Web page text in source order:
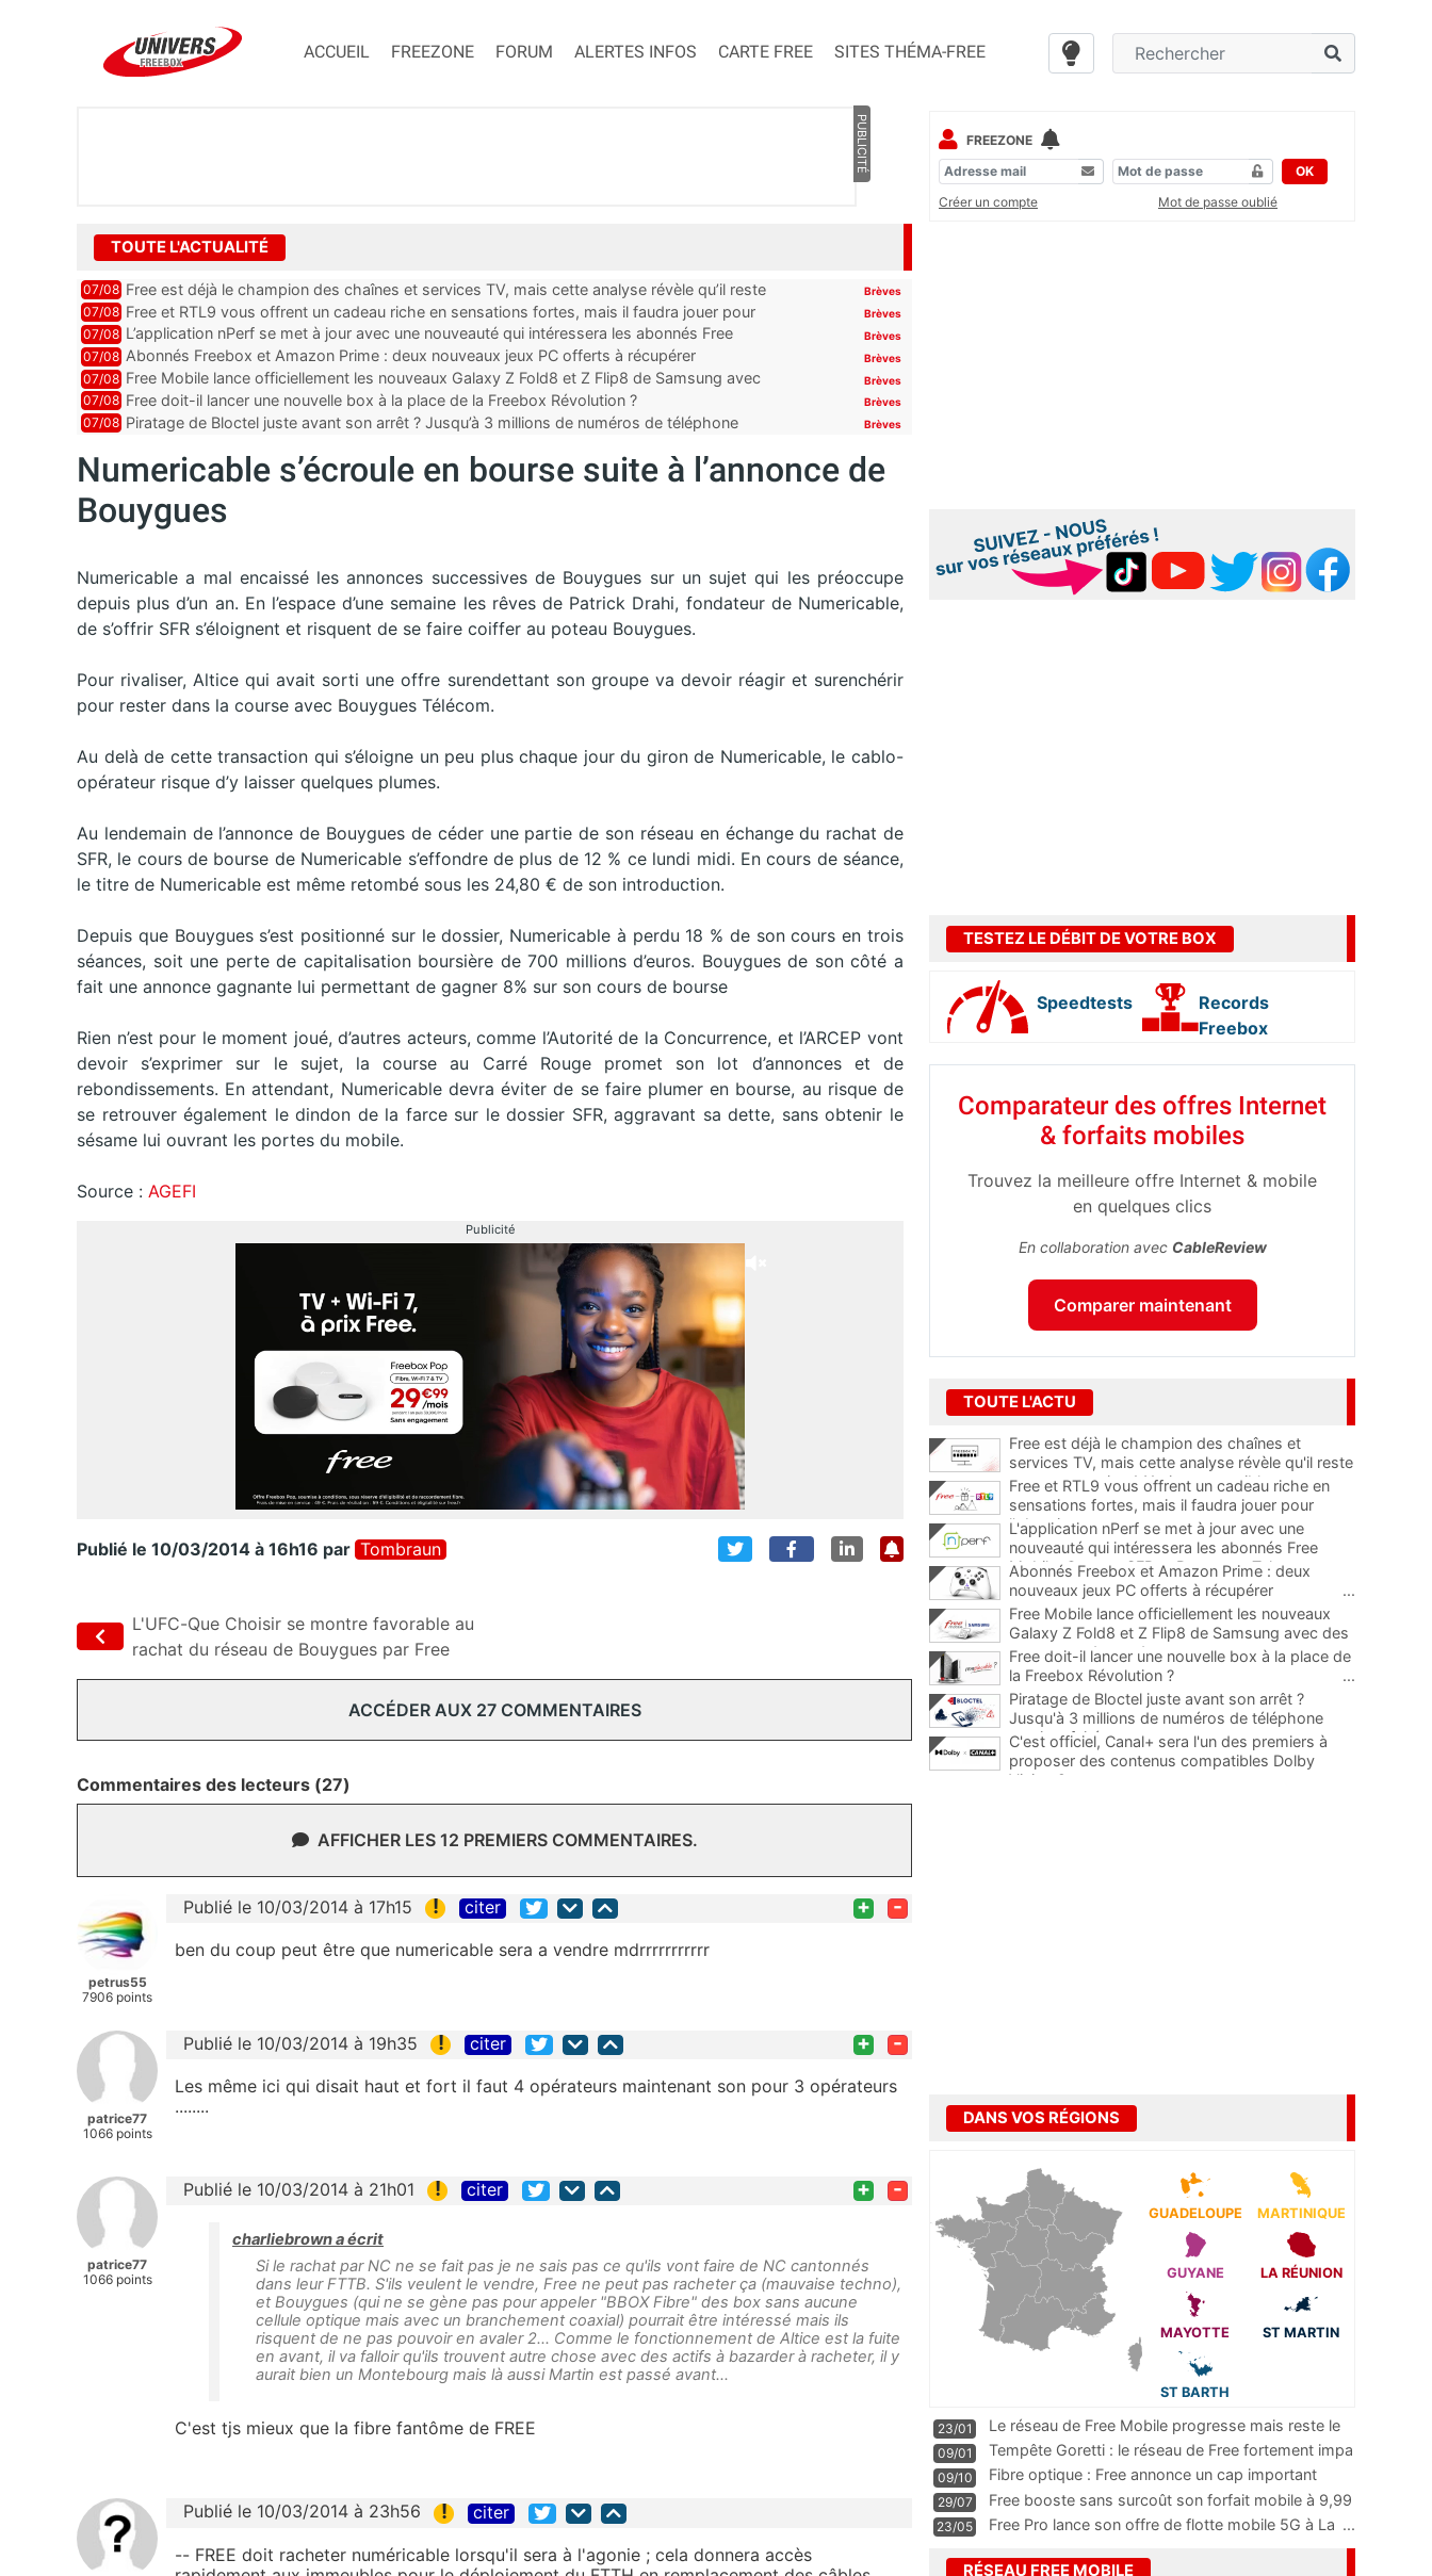
ACCUEIL FREEZONE FORUM ALERTES INFOS CARTE FREE SITES THÉMA-FREE
PUBLICITÉ
TOUTE L'ACTUALITÉ
07/08 Free est déjà le champion des chaînes et services TV, mais cette analyse révèle qu’il reste
encore au moin...
Brèves
07/08 Free et RTL9 vous offrent un cadeau riche en sensations fortes, mais il faudra jouer pour
l’obtenir
Brèves
07/08 L’application nPerf se met à jour avec une nouveauté qui intéressera les abonnés Free
Mobile, Orange, SFR ...
Brèves
07/08 Abonnés Freebox et Amazon Prime : deux nouveaux jeux PC offerts à récupérer Brèves
07/08 Free Mobile lance officiellement les nouveaux Galaxy Z Fold8 et Z Flip8 de Samsung avec
des promos et des cadeaux
Brèves
07/08 Free doit-il lancer une nouvelle box à la place de la Freebox Révolution ? Brèves
07/08 Piratage de Bloctel juste avant son arrêt ? Jusqu’à 3 millions de numéros de téléphone
Brèves
Numericable s’écroule en bourse suite à l’annonce de
Bouygues
Numericable a mal encaissé les annonces successives de Bouygues sur un sujet qui les préoccupe
depuis plus d’un an. En l’espace d’une semaine les rêves de Patrick Drahi, fondateur de Numericable,
de s’offrir SFR s’éloignent et risquent de se faire coiffer au poteau Bouygues.
Pour rivaliser, Altice qui avait sorti une offre surendettant son groupe va devoir réagir et surenchérir
pour rester dans la course avec Bouygues Télécom.
Au delà de cette transaction qui s’éloigne un peu plus chaque jour du giron de Numericable, le cablo-
opérateur risque d’y laisser quelques plumes.
Au lendemain de l’annonce de Bouygues de céder une partie de son réseau en échange du rachat de
SFR, le cours de bourse de Numericable s’effondre de plus de 12 % ce lundi midi. En cours de séance,
le titre de Numericable est même retombé sous les 24,80 € de son introduction.
Depuis que Bouygues s’est positionné sur le dossier, Numericable à perdu 18 % de son cours en trois
séances, soit une perte de capitalisation boursière de 700 millions d’euros. Bouygues de son côté a
fait une annonce gagnante lui permettant de gagner 8% sur son cours de bourse
Rien n’est pour le moment joué, d’autres acteurs, comme l’Autorité de la Concurrence, et l’ARCEP vont
devoir s’exprimer sur le sujet, la course au Carré Rouge promet son lot d’annonces et de
rebondissements. En attendant, Numericable devra éviter de se faire plumer en bourse, au risque de
se retrouver également le dindon de la farce sur le dossier SFR, aggravant sa dette, sans obtenir le
sésame lui ouvrant les portes du mobile.
Source : AGEFI
Publicité
Publié le 10/03/2014 à 16h16 par Tombraun
L'UFC-Que Choisir se montre favorable au
rachat du réseau de Bouygues par Free
ACCÉDER AUX 27 COMMENTAIRES
Commentaires des lecteurs (27)
AFFICHER LES 12 PREMIERS COMMENTAIRES.
petrus55
7906 points
Publié le 10/03/2014 à 17h15 ! citer + -
ben du coup peut être que numericable sera a vendre mdrrrrrrrrrrr
patrice77
1066 points
Publié le 10/03/2014 à 19h35 ! citer + -
Les même ici qui disait haut et fort il faut 4 opérateurs maintenant son pour 3 opérateurs
........
patrice77
1066 points
Publié le 10/03/2014 à 21h01 ! citer + -
charliebrown a écrit
Si le rachat par NC ne se fait pas je ne sais pas ce qu'ils vont faire de NC cantonnés
dans leur FTTB. S'ils veulent le vendre, Free ne peut pas racheter ça (mauvaise techno),
et Bouygues (qui ne se gène pas pour appeler "BBOX Fibre" des box sans aucune
cellule optique mais avec un branchement coaxial) pourrait être intéressé mais ils
risquent de ne pas pouvoir en avaler 2... Comme le fonctionnement de Altice est la fuite
en avant, il va falloir qu'ils trouvent autre chose avec des actifs à bazarder à racheter, il y
aurait bien un Montebourg mais là aussi Martin est passé avant...
C'est tjs mieux que la fibre fantôme de FREE
Publié le 10/03/2014 à 23h56 ! citer
-- FREE doit racheter numéricable lorsqu'il sera à l'agonie ; cela donnera accès
FREEZONE
OK
Créer un compte
Mot de passe oublié
TESTEZ LE DÉBIT DE VOTRE BOX
Speedtests
Records
Freebox
Comparateur des offres Internet
& forfaits mobiles
Trouvez la meilleure offre Internet & mobile
en quelques clics
En collaboration avec CableReview
Comparer maintenant
TOUTE L'ACTU
Free est déjà le champion des chaînes et
services TV, mais cette analyse révèle qu'il reste
encore au moins 141 ajouts possibles
Free et RTL9 vous offrent un cadeau riche en
sensations fortes, mais il faudra jouer pour
l'obtenir
L'application nPerf se met à jour avec une
nouveauté qui intéressera les abonnés Free
Mobile, Orange, SFR et Bouygues Telecom
Abonnés Freebox et Amazon Prime : deux
nouveaux jeux PC offerts à récupérer
...
Free Mobile lance officiellement les nouveaux
Galaxy Z Fold8 et Z Flip8 de Samsung avec des
promos et des cadeaux
...
Free doit-il lancer une nouvelle box à la place de
la Freebox Révolution ?
...
Piratage de Bloctel juste avant son arrêt ?
Jusqu'à 3 millions de numéros de téléphone
auraient fuité
C'est officiel, Canal+ sera l'un des premiers à
proposer des contenus compatibles Dolby
Vision 2
DANS VOS RÉGIONS
GUADELOUPE MARTINIQUE
GUYANE LA RÉUNION
MAYOTTE ST MARTIN
ST BARTH
23/01
Le réseau de Free Mobile progresse mais reste le
m
...
09/01
Tempête Goretti : le réseau de Free fortement impa
09/10
Fibre optique : Free annonce un cap important
pass
...
29/07
Free booste sans surcoût son forfait mobile à 9,99
23/05 Free Pro lance son offre de flotte mobile 5G à La ...
RÉSEAU FREE MOBILE